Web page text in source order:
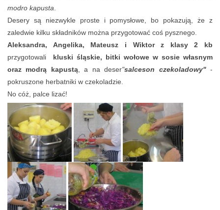
modro kapusta
Desery są niezwykle proste i pomysłowe, bo pokazują, że z
zaledwie kilku składników można przygotować coś pysznego.
Aleksandra, Angelika, Mateusz i Wiktor z klasy 2 kb
przygotowali kluski śląskie, bitki wołowe w sosie własnym
oraz modrą kapustą, a na deser"salceson czekoladowy"-
pokruszone herbatniki w czekoladzie.
No cóż, palce lizać!